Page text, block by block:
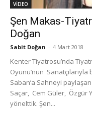
VİDEO
Şen Makas-
Doğan
Sabit Doğan - 4 Mart 2018
Kenter Tiyatrosu’nda
Oyunu’nun
Saban’a Sahneyi
Saçar, Cem Güler, Özgür
yönelttik. Şen...